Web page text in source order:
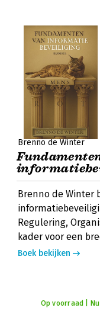
Brenno de Winter
Brenno de Winter
Regulering,
kader voor een
Boek bekijken
Op voorraad |